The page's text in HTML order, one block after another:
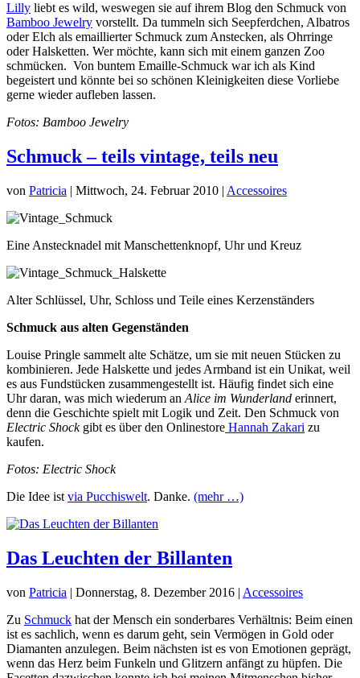
Lilly liebt es wild, weswegen sie auf ihrem Blog den Schmuck von
Bamboo Jewelry vorstellt. Da tummeln sich Seepferdchen, Albatros
oder Elch als emaillierter Schmuck zum Anstecken, als Ohrringe
oder Halsketten. Wer möchte, kann sich mit einem ganzen Zoo
schmücken. Von buntem Emaille-Schmuck war ich als Kind
begeistert und könnte bei so schönen Kleinigkeiten diese Vorliebe
gerne wieder aufleben lassen.
Fotos: Bamboo Jewelry
Schmuck – teils vintage, teils neu
von Patricia | Mittwoch, 24. Februar 2010 | Accessoires
Eine Anstecknadel mit Manschettenknopf, Uhr und Kreuz
Alter Schlüssel, Uhr, Schloss und Teile eines Kerzenständers
Schmuck aus alten Gegenständen
Louise Pringle sammelt alte Schätze, um sie mit neuen Stücken zu
kombinieren. Jede Halskette und jedes Armband ist ein Unikat, weil
es aus Fundstücken zusammengestellt ist. Häufig findet sich eine
Uhr daran, was mich wiederum an Alice im Wunderland erinnert,
denn die Geschichte spielt mit Logik und Zeit. Den Schmuck von
Electric Shock gibt es über den Onlinestore Hannah Zakari zu
kaufen.
Fotos: Electric Shock
Die Idee ist via Pucchiswelt. Danke. (mehr …)
Das Leuchten der Billanten
von Patricia | Donnerstag, 8. Dezember 2016 | Accessoires
Zu Schmuck hat der Mensch ein sonderbares Verhältnis: Beim einen
ist es sachlich, wenn es darum geht, sein Vermögen in Gold oder
Diamanten anzulegen. Beim nächsten ist es von Emotionen geprägt,
wenn das Herz beim Funkeln und Glitzern anfängt zu hüpfen. Die